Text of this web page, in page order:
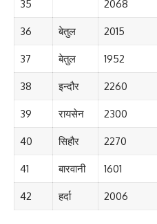
35 2068
36 बेतुल 2015
37 बेतुल 1952
38 इन्दौर 2260
39 रायसेन 2300
40 सिहौर 2270
41 बारवानी 1601
42 हर्दा 2006